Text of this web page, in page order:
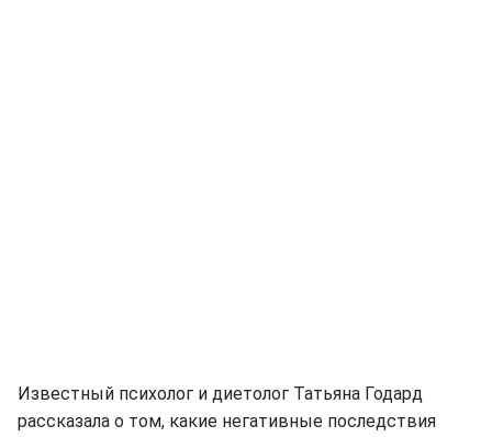
Известный психолог и диетолог Татьяна Годард
рассказала о том, какие негативные последствия